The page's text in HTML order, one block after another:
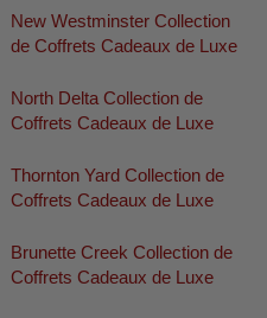
New Westminster Collection
de Coffrets Cadeaux de Luxe
North Delta Collection de
Coffrets Cadeaux de Luxe
Thornton Yard Collection de
Coffrets Cadeaux de Luxe
Brunette Creek Collection de
Coffrets Cadeaux de Luxe